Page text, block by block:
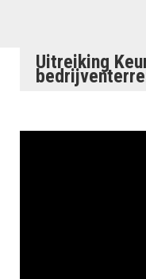
Uitreiking